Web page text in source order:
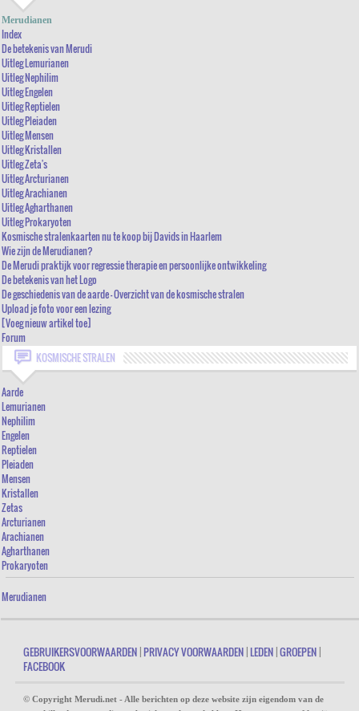
INDEX
DE BETEKENIS VAN MERUDI
UITLEG LEMURIANEN
UITLEG NEPHILIM
UITLEG ENGELEN
UITLEG REPTIELEN
UITLEG PLEIADEN
UITLEG MENSEN
UITLEG KRISTALLEN
UITLEG ZETA'S
UITLEG ARCTURIANEN
UITLEG ARACHIANEN
UITLEG AGHARTHANEN
UITLEG PROKARYOTEN
KOSMISCHE STRALENKAARTEN NU TE KOOP BIJ DAVIDS IN HAARLEM
WIE ZIJN DE MERUDIANEN?
DE MERUDI PRAKTIJK VOOR REGRESSIE THERAPIE EN PERSOONLIJKE ONTWIKKELING
DE BETEKENIS VAN HET LOGO
DE GESCHIEDENIS VAN DE AARDE - OVERZICHT VAN DE KOSMISCHE STRALEN
UPLOAD JE FOTO VOOR EEN LEZING
[VOEG NIEUW ARTIKEL TOE]
FORUM
Merudianen
Index
De betekenis van Merudi
Uitleg Lemurianen
Uitleg Nephilim
Uitleg Engelen
Uitleg Reptielen
Uitleg Pleiaden
Uitleg Mensen
Uitleg Kristallen
Uitleg Zeta's
Uitleg Arcturianen
Uitleg Arachianen
Uitleg Agharthanen
Uitleg Prokaryoten
Kosmische stralenkaarten nu te koop bij Davids in Haarlem
Wie zijn de Merudianen?
De Merudi praktijk voor regressie therapie en persoonlijke ontwikkeling
De betekenis van het Logo
De geschiedenis van de aarde - Overzicht van de kosmische stralen
Upload je foto voor een lezing
[Voeg nieuw artikel toe]
Forum
KOSMISCHE STRALEN
Aarde
Lemurianen
Nephilim
Engelen
Reptielen
Pleiaden
Mensen
Kristallen
Zetas
Arcturianen
Arachianen
Agharthanen
Prokaryoten
Merudianen
GEBRUIKERSVOORWAARDEN |PRIVACY VOORWAARDEN |LEDEN |GROEPEN |
FACEBOOK
© Copyright Merudi.net - Alle berichten op deze website zijn eigendom van de